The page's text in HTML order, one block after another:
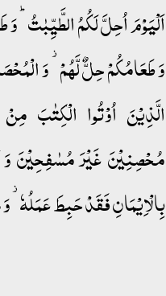
اَلۡیَوۡمَ اُحِلَّ لَکُمُ الطَّیِّبٰتُ
وَ طَعَامُکُمۡ حِلٌّ لَّہُمۡ ۫ وَ
الَّذِیۡنَ اُوۡتُوا الۡکِتٰبَ
مُحۡصِنِیۡنَ غَیۡرَ مُسٰفِحِیۡنَ
بِالۡاِیۡمَانِ فَقَدۡ حَبِطَ عَمَلُہٗ ۫ وَ